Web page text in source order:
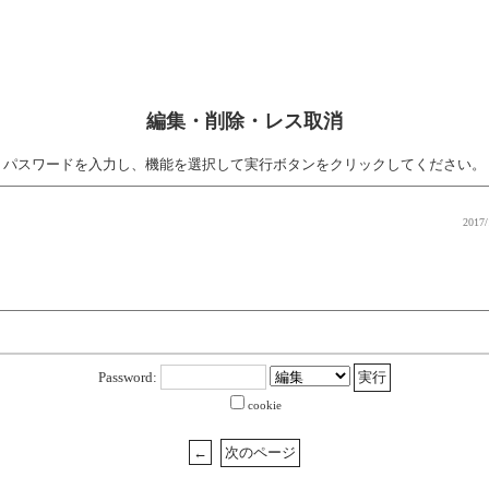
編集・削除・レス取消
パスワードを入力し、機能を選択して実行ボタンをクリックしてください。
Password:
cookie